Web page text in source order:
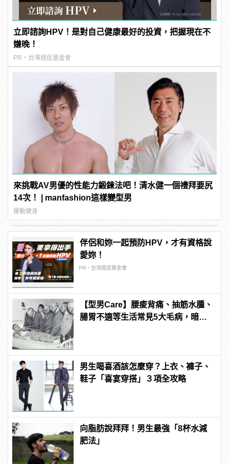
立即諮詢HPV！是對自己健康最好的投資，把握現在不
嫌晚！
PR・台灣癌症基金會
來挑戰AV男優的性能力鍛鍊法吧！清水健一個禮拜要尻
14次！ | manfashion這樣變型男
運動健身
伴侶和妳一起預防HPV，才有資格說
愛妳！
PR・台灣癌症基金會
【型男Care】腰痠背痛、抽筋水腫、
腸胃不適等生活常見5大毛病，暗藏
男生喝喜酒該怎麼穿？上衣、褲子、
鞋子「喜宴穿搭」３項全攻略
向脂肪說拜拜！男生最強「8杯水減
肥法」